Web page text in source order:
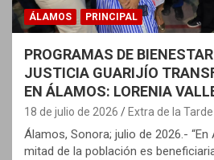
ÁLAMOS PRINCIPAL
PROGRAMAS DE
JUSTICIA GUARIJÍO
EN ÁLAMOS: LORENIA
18 de julio de 2026 Extra de la Tarde
Álamos, Sonora; julio de 2026.-
mitad de la población es